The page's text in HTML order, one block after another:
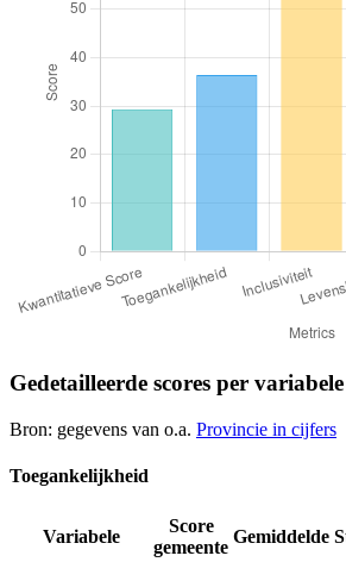
Gedetailleerde scores per variabele
Bron: gegevens van o.a. Provincie in cijfers
Toegankelijkheid
Variabele
Score
gemeente
Gemiddelde